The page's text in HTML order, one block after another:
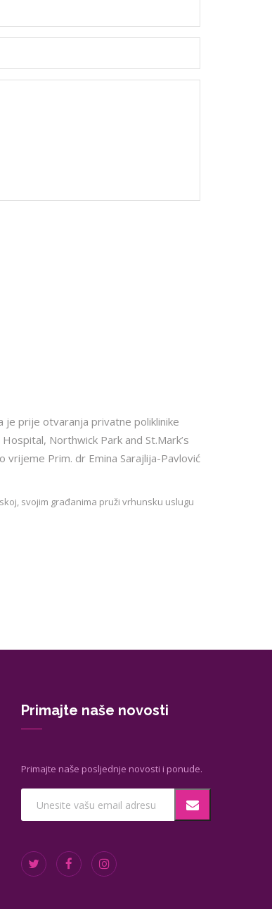
je prije otvaranja privatne poliklinike
Northwick Park and St.Mark’s
vrijeme Prim. dr Emina Sarajlija-Pavlović
svojim građanima pruži vrhunsku uslugu
Primajte naše novosti
Primajte naše posljednje novosti i ponude.